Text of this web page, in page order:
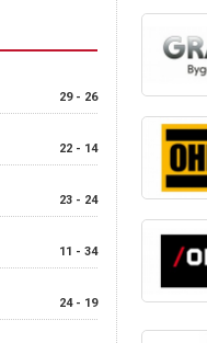
29 - 26
22 - 14
23 - 24
11 - 34
24 - 19